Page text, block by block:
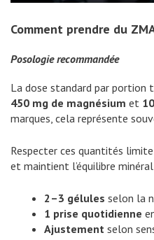
Comment prendre du
Posologie recommandée
La dose standard par portion
450 mg de magnésium et
marques, cela représente
Respecter ces quantités
et maintient l’équilibre
2–3 gélules selon la
1 prise quotidienne
Ajustement selon